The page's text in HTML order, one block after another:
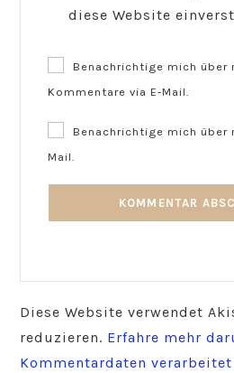
diese Website
Benachrichtige mich über
Kommentare via E-Mail.
Benachrichtige mich über
Mail.
Diese Website verwendet
reduzieren. Erfahre mehr
Kommentardaten verarbeitet